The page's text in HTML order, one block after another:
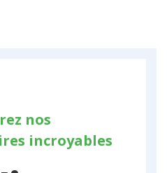
nos
incroyables